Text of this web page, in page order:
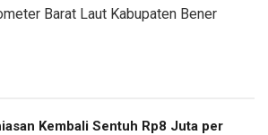
Barat Laut Kabupaten Bener
Kembali Sentuh Rp8 Juta per